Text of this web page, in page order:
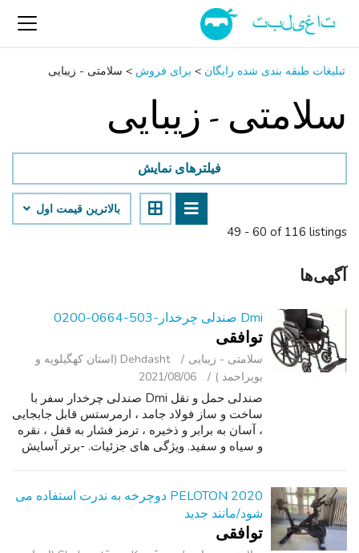
تبلیغات طبقه بندی شده رایگان > برای فروش > سلامتی - زیبایی
سلامتی - زیبایی
49 - 60 of 116 listings
فیلترهای نمایش
بالاترین قیمت اول
آگهی‌ها
Dmi صندلی چرخدار-503-0664-0200
توافقی
سلامتی - زیبایی
Dehdasht (استان کهگیلویه و
بویراحمد )
2021/08/06
صندلی حمل و نقل Dmi صندلی چرخدار سفر با
ساخت و ساز فولاد جامد ، ارمرستس قابل جابجایی
، آسان به برابر و ذخیره ، ترمز فشار به قفل ، نقره
و سیاه و سفید. ویژگی های جزئیات. -برتر آسایش
PELOTON 2020 دوچرخه به ندرت استفاده می
شود/مانند جدید
توافقی